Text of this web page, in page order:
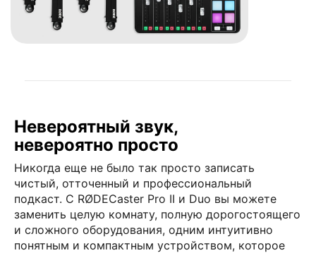
Невероятный звук,
невероятно просто
Никогда еще не было так просто записать
чистый, отточенный и профессиональный
подкаст. С RØDECaster Pro II и Duo вы можете
заменить целую комнату, полную дорогостоящего
и сложного оборудования, одним интуитивно
понятным и компактным устройством, которое